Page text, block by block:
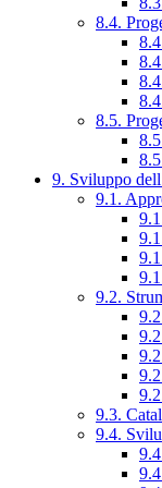
8.4.
8.5.
9. Sviluppo
9.1.
9.2.
9.3.
9.4.